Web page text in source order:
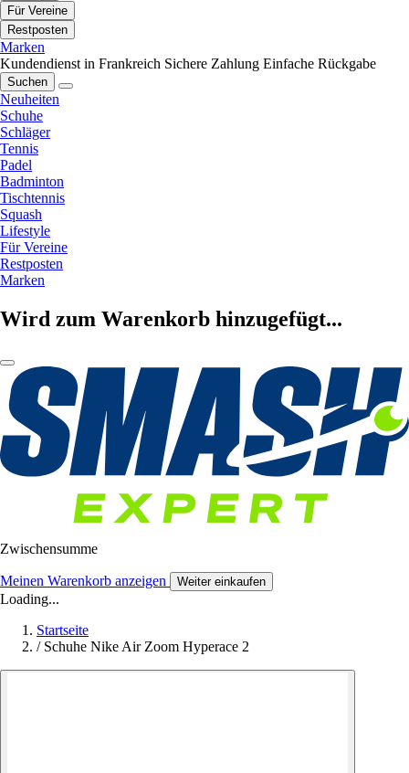
Für Vereine
Restposten
Marken
Kundendienst in Frankreich Sichere Zahlung Einfache Rückgabe
Suchen
Neuheiten
Schuhe
Schläger
Tennis
Padel
Badminton
Tischtennis
Squash
Lifestyle
Für Vereine
Restposten
Marken
Wird zum Warenkorb hinzugefügt...
Zwischensumme
Meinen Warenkorb anzeigen Weiter einkaufen
Loading...
Startseite
/ Schuhe Nike Air Zoom Hyperace 2